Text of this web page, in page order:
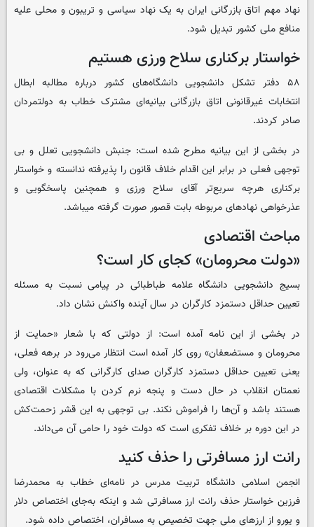
نهاد مهم اتاق بازرگانی ایران به یک نهاد سیاسی و تریبون و محلی علیه
منافع ملی کشور تبدیل شود.
خواستار برکناری سلاح ورزی هستیم
۵۸ دفتر تشکل دانشجویی دانشگاه‌های کشور درباره مطالبه ابطال
انتخابات غیرقانونی اتاق بازرگانی بیانیه‌ای مشترک خطاب به دولتمردان
صادر کردند.
در بخشی از این بیانیه مطرح شده است: جنبش دانشجویی تعلل و بی
توجهی فعلی در برابر این اقدام خلاف قانون را پذیرفته ندانسته و خواستار
برکناری هرچه سریع‌تر آقای سلاح ورزی و همچنین پاسخگویی و
عذرخواهی نهادهای مربوطه بابت قصور صورت گرفته میباشد.
مباحث اقتصادی
«دولت محرومان» کجای کار است؟
بسیج دانشجویی دانشگاه علامه طباطبائی در پیامی نسبت به مسئله
تعیین حداقل دستمزد کارگران در سال آینده واکنش نشان داد.
در بخشی از این نامه آمده است: از دولتی که با شعار «حمایت از
محرومان و مستضعفان» روی کار آمده است انتظار می‌رود در برهه فعلی،
یعنی تعیین حداقل دستمزد کارگران صدای کارگرانی که به عنوان، ولی
نعمتان انقلاب در حال دست و پنجه نرم کردن با مشکلات اقتصادی
هستند باشد و آن‌ها را فراموش نکند. بی توجهی به این قشر زحمت‌کش
در این دوره بر خلاف تفکری است که دولت خود را حامی آن می‌داند.
رانت ارز مسافرتی را حذف کنید
انجمن اسلامی دانشگاه تربیت مدرس در نامه‌ای خطاب به محمدرضا
فرزین خواستار حذف رانت ارز مسافرتی شد و اینکه به‌جای اختصاص دلار
و یورو از ارزهای ملی جهت تخصیص به مسافران، اختصاص داده شود.